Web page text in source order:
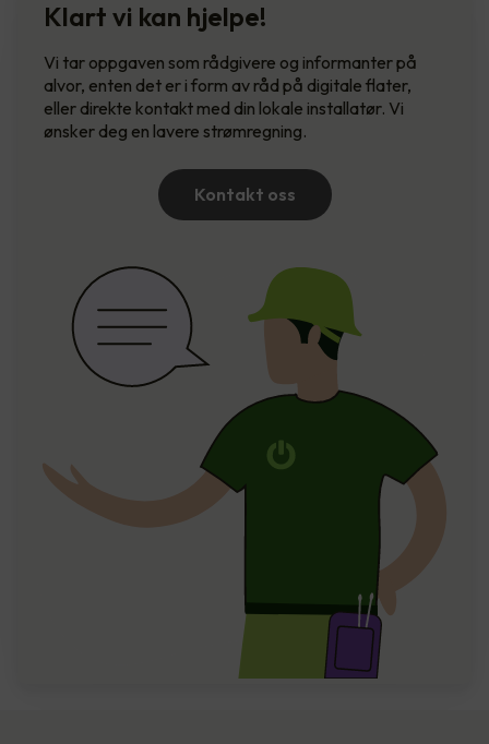
Klart vi kan hjelpe!
Vi tar oppgaven som rådgivere og informanter på
alvor, enten det er i form av råd på digitale flater,
eller direkte kontakt med din lokale installatør. Vi
ønsker deg en lavere strømregning.
Kontakt oss